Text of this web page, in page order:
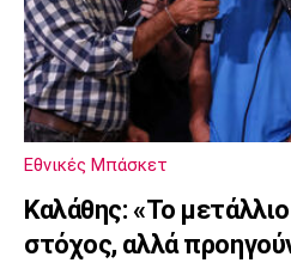
Εθνικές Μπάσκετ
Καλάθης: «Το
στόχος, αλλά